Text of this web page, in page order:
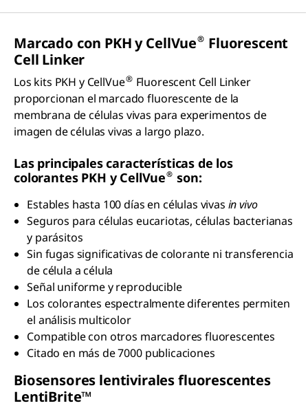
Marcado con PKH y CellVue® Fluorescent
Cell Linker
Los kits PKH y CellVue® Fluorescent Cell Linker
proporcionan el marcado fluorescente de la
membrana de células vivas para experimentos de
imagen de células vivas a largo plazo.
Las principales características de los
colorantes PKH y CellVue® son:
Estables hasta 100 días en células vivas in vivo
Seguros para células eucariotas, células bacterianas
y parásitos
Sin fugas significativas de colorante ni transferencia
de célula a célula
Señal uniforme y reproducible
Los colorantes espectralmente diferentes permiten
el análisis multicolor
Compatible con otros marcadores fluorescentes
Citado en más de 7000 publicaciones
Biosensores lentivirales fluorescentes
LentiBrite™